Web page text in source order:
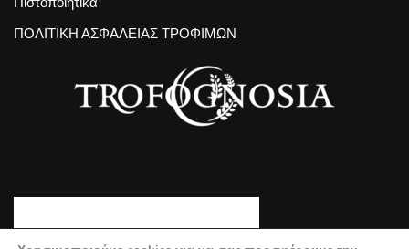
ΠΟΛΙΤΙΚΗ ΑΣΦΑΛΕΙΑΣ ΤΡΟΦΙΜΩΝ